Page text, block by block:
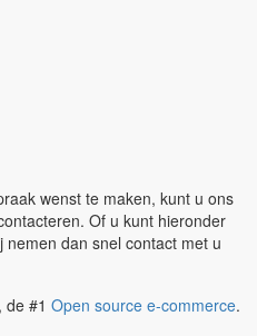
wenst te maken, kunt u ons
Of u kunt hieronder
dan snel contact met u
, de #1 Open source e-commerce.